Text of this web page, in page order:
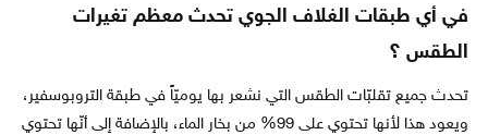
في أي طبقات الغلاف الجوي تحدث معظم تغيرات
الطقس ؟
تحدث جميع تقلبّات الطقس التي نشعر بها يوميّاً في طبقة التروبوسفير،
ويعود هذا لأنها تحتوي على 99% من بخار الماء، بالإضافة إلى أنّها تحتوي